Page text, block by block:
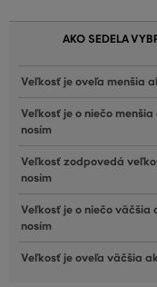
AKO SEDELA
Veľkosť je oveľa menšia
Veľkosť je o niečo menšia
nosím
Veľkosť zodpovedá
nosím
Veľkosť je o niečo väčšia
nosím
Veľkosť je oveľa väčšia